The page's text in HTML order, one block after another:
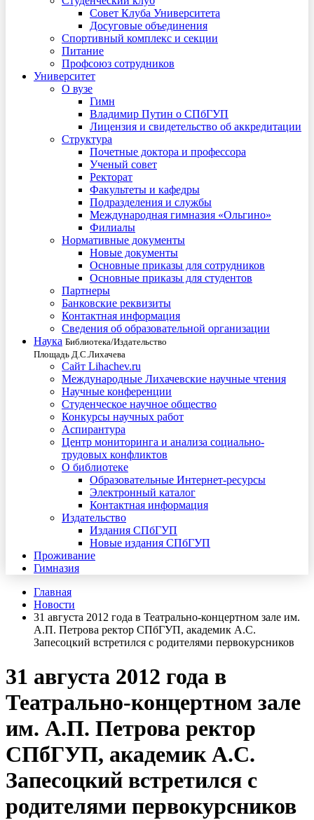
Совет Клуба Университета
Досуговые объединения
Спортивный комплекс и секции
Питание
Профсоюз сотрудников
Университет
О вузе
Гимн
Владимир Путин о СПбГУП
Лицензия и свидетельство об аккредитации
Структура
Почетные доктора и профессора
Ученый совет
Ректорат
Факультеты и кафедры
Подразделения и службы
Международная гимназия «Ольгино»
Филиалы
Нормативные документы
Новые документы
Основные приказы для сотрудников
Основные приказы для студентов
Партнеры
Банковские реквизиты
Контактная информация
Сведения об образовательной организации
Наука Библиотека/Издательство
Площадь Д.С.Лихачева
Сайт Lihachev.ru
Международные Лихачевские научные чтения
Научные конференции
Студенческое научное общество
Конкурсы научных работ
Аспирантура
Центр мониторинга и анализа социально-
трудовых конфликтов
О библиотеке
Образовательные Интернет-ресурсы
Электронный каталог
Контактная информация
Издательство
Издания СПбГУП
Новые издания СПбГУП
Проживание
Гимназия
Главная
Новости
31 августа 2012 года в Театрально-концертном зале им.
А.П. Петрова ректор СПбГУП, академик А.С.
Запесоцкий встретился с родителями первокурсников
31 августа 2012 года в
Театрально-концертном зале
им. А.П. Петрова ректор
СПбГУП, академик А.С.
Запесоцкий встретился с
родителями первокурсников